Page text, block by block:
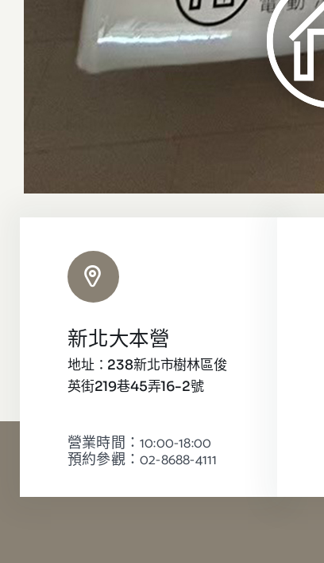
新北大本營
地址：238新北市樹林區俊
英街219巷45弄16-2號
營業時間：10:00-18:00
預約參觀：02-8688-4111